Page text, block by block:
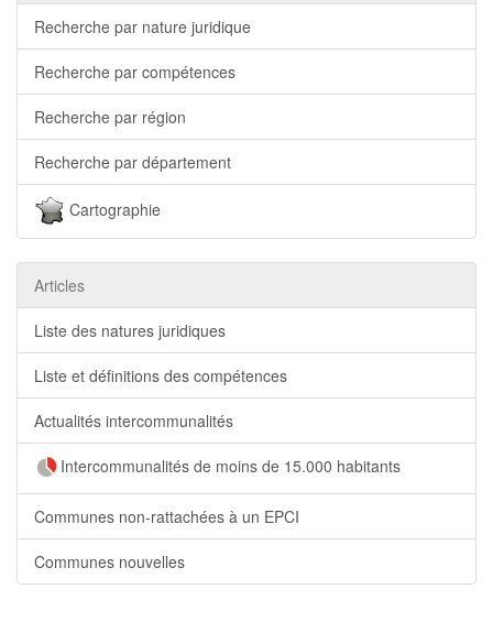
Recherche par nature juridique
Recherche par compétences
Recherche par région
Recherche par département
Cartographie
Articles
Liste des natures juridiques
Liste et définitions des compétences
Actualités intercommunalités
Intercommunalités de moins de 15.000 habitants
Communes non-rattachées à un EPCI
Communes nouvelles